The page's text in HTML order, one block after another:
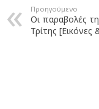
Προηγούμενο
Οι παραβολές
Τρίτης [Εικόνες